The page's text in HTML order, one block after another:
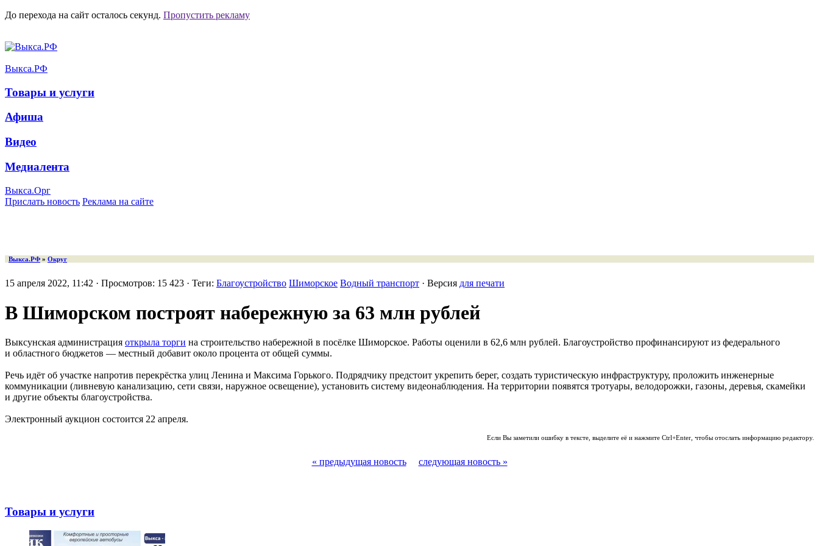
До перехода на сайт осталось секунд. Пропустить рекламу
Выкса.РФ
Товары и услуги
Афиша
Видео
Медиалента
Выкса.Орг
Прислать новость Реклама на сайте
Выкса.РФ » Округ
15 апреля 2022, 11:42 · Просмотров: 15 423 · Теги: Благоустройство Шиморское Водный транспорт · Версия для печати
В Шиморском построят набережную за 63 млн рублей
Выксунская администрация открыла торги на строительство набережной в посёлке Шиморское. Работы оценили в 62,6 млн рублей. Благоустройство профинансируют из федерального
и областного бюджетов — местный добавит около процента от общей суммы.
Речь идёт об участке напротив перекрёстка улиц Ленина и Максима Горького. Подрядчику предстоит укрепить берег, создать туристическую инфраструктуру, проложить инженерные
коммуникации (ливневую канализацию, сети связи, наружное освещение), установить систему видеонаблюдения. На территории появятся тротуары, велодорожки, газоны, деревья, скамейки
и другие объекты благоустройства.
Электронный аукцион состоится 22 апреля.
Если Вы заметили ошибку в тексте, выделите её и нажмите Ctrl+Enter, чтобы отослать информацию редактору.
« предыдущая новость следующая новость »
Товары и услуги